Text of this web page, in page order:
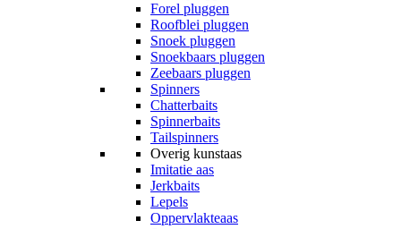
Forel pluggen
Roofblei pluggen
Snoek pluggen
Snoekbaars pluggen
Zeebaars pluggen
Spinners
Chatterbaits
Spinnerbaits
Tailspinners
Overig kunstaas
Imitatie aas
Jerkbaits
Lepels
Oppervlakteaas